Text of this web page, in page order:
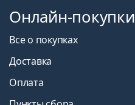
Онлайн-покупки
Все о покупках
Доставка
Оплата